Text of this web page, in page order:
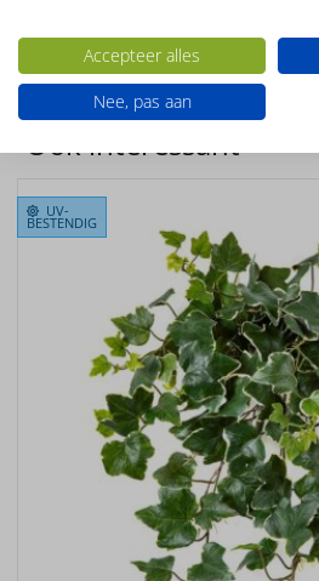
Productconfiguratie
Hangende kunstplant
Ook interessant
UV-
BESTENDIG
Accepteer alles
Nee, pas aan